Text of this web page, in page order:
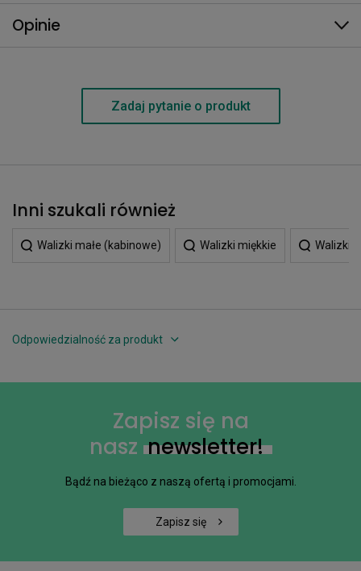
Opinie
Zadaj pytanie o produkt
Inni szukali również
Walizki małe (kabinowe) Walizki miękkie Walizki
Odpowiedzialność za produkt
Zapisz się na
nasz newsletter!
Bądź na bieżąco z naszą ofertą i promocjami.
Zapisz się